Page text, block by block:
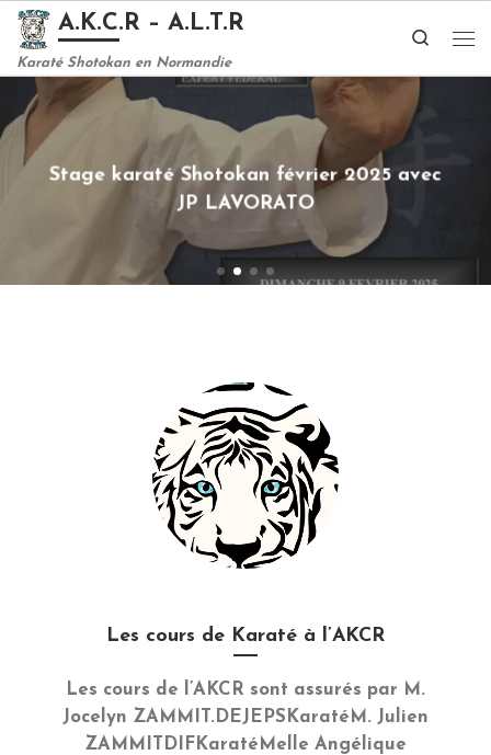
Passer au contenu
A.K.C.R – A.L.T.R
Karaté Shotokan en Normandie
Search
Stage karaté Shotokan février 2025 avec
JP LAVORATO
Envie de commencer l’année en force ? Rendez-
vous dimanche 9 février 2025, ...
Les cours de Karaté à l’AKCR
Les cours de l’AKCR sont assurés par M.
Jocelyn ZAMMIT.DEJEPSKaratéM. Julien
ZAMMITDIFKaratéMelle Angélique